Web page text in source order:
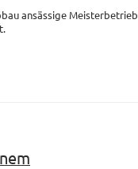
ansässige Meisterbetrieb